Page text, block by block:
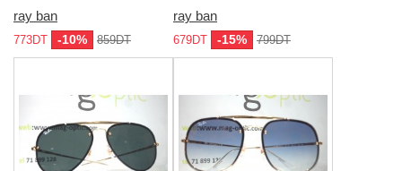
ray ban
773DT -10% 859DT
ray ban
679DT -15% 799DT